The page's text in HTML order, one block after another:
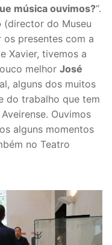
música ouvimos?“.
(director do Museu
presentes com a
Xavier, tivemos a
melhor José
alguns dos muitos
do trabalho que tem
Ouvimos
alguns momentos
no Teatro